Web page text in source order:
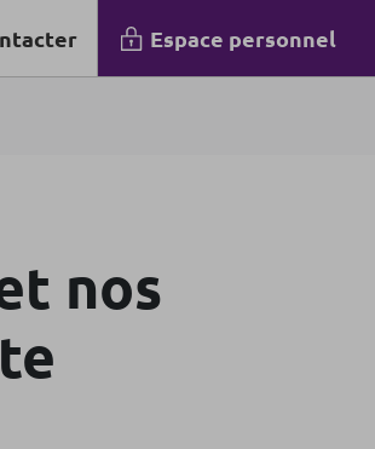
Espace personnel
nos